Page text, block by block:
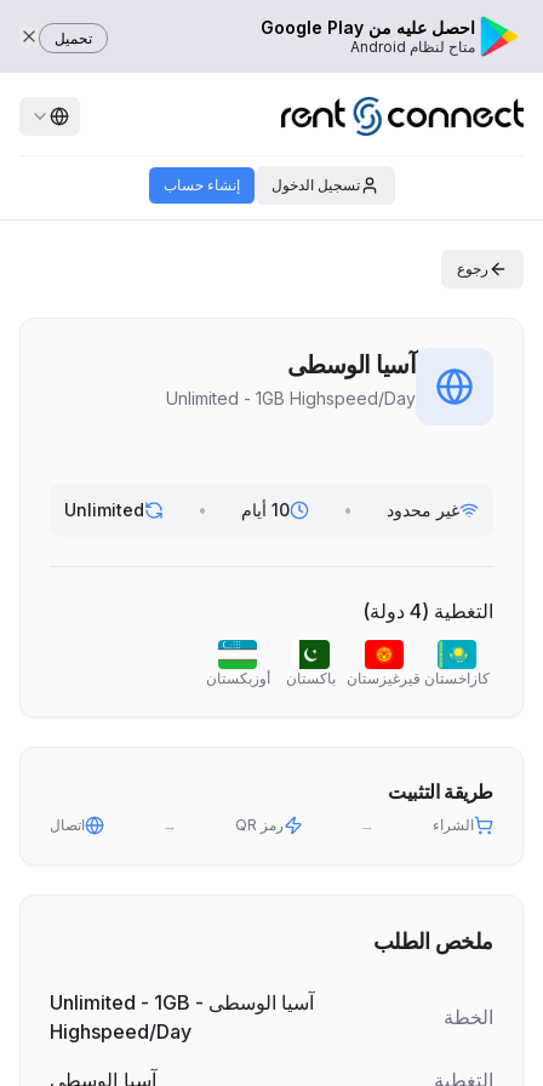
احصل عليه من Google Play
متاح لنظام Android تحميل
تسجيل الدخول إنشاء حساب
رجوع
آسيا الوسطى
Unlimited - 1GB Highspeed/Day
غير محدود • 10 أيام •
Unlimited
التغطية (
4 دولة)
كازاخستان قيرغيزستان باكستان أوزبكستان
طريقة التثبيت
الشراء → رمز QR → اتصال
ملخص الطلب
الخطة
آسيا الوسطى - Unlimited - 1GB
Highspeed/Day
التغطية
آسيا الوسطى